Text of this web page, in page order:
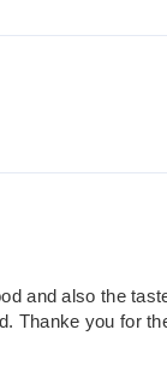
and also the
Thanke you for